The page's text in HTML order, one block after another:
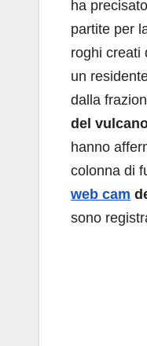
ha
partite per
roghi creati
un
dalla
del
hanno
colonna di
web cam
sono